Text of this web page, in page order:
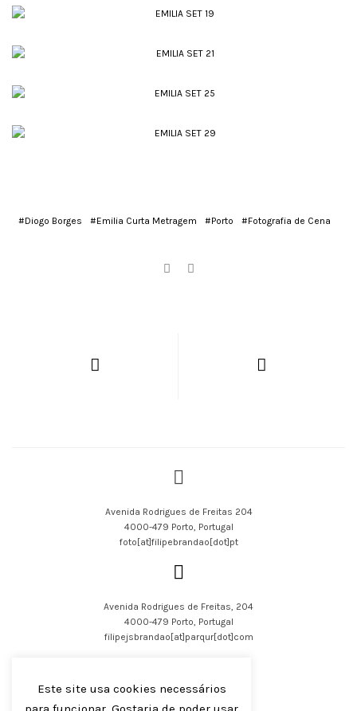
#Diogo Borges #Emilia Curta Metragem #Porto #Fotografia de Cena
Avenida Rodrigues de Freitas 204
4000-479 Porto, Portugal
foto[at]filipebrandao[dot]pt
Avenida Rodrigues de Freitas, 204
4000-479 Porto, Portugal
filipejsbrandao[at]parqur[dot]com
Este site usa cookies necessários